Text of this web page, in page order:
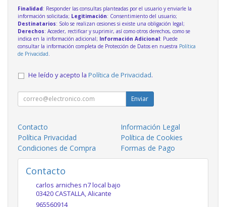
Finalidad: Responder las consultas planteadas por el usuario y enviarle la
información solicitada; Legitimación: Consentimiento del usuario;
Destinatarios: Solo se realizan cesiones si existe una obligación legal;
Derechos: Acceder, rectificar y suprimir, así como otros derechos, como se
indica en la información adicional; Información Adicional: Puede
consultar la información completa de Protección de Datos en nuestra Política
de Privacidad.
He leído y acepto la Política de Privacidad.
Enviar
Contacto
Información Legal
Política Privacidad
Política de Cookies
Condiciones de Compra
Formas de Pago
Contacto
carlos arniches n7 local bajo
03420 CASTALLA,Alicante
965560914